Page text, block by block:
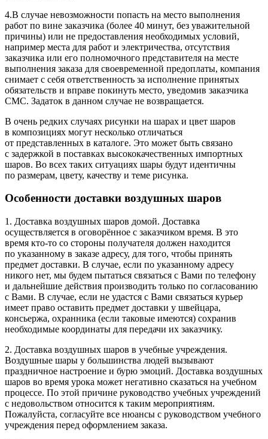
4.В случае невозможности попасть на место выполнения
работ по вине заказчика (более 40 минут, без уважительной
причины) или не предоставления необходимых условий,
например места для работ и электричества, отсутствия
заказчика или его полномочного представителя на месте
выполнения заказа для своевременной предоплаты, компания
снимает с себя ответственность за исполнение принятых
обязательств и вправе покинуть место, уведомив заказчика
СМС. Задаток в данном случае не возвращается.
В очень редких случаях рисунки на шарах и цвет шаров
в композициях могут несколько отличаться
от представленных в каталоге. Это может быть связано
с задержкой в поставках высококачественных импортных
шаров. Во всех таких ситуациях шары будут идентичны
по размерам, цвету, качеству и теме рисунка.
Особенности доставки воздушных шаров
1. Доставка воздушных шаров домой. Доставка
осуществляется в оговорённое с заказчиком время. В это
время кто-то со стороны получателя должен находится
по указанному в заказе адресу, для того, чтобы принять
предмет доставки. В случае, если по указанному адресу
никого нет, мы будем пытаться связаться с Вами по телефону
и дальнейшие действия производить только по согласованию
с Вами. В случае, если не удастся с Вами связаться курьер
имеет право оставить предмет доставки у швейцара,
консьержа, охранника (если таковые имеются) сохранив
необходимые координаты для передачи их заказчику.
2. Доставка воздушных шаров в учебные учреждения.
Воздушные шары у большинства людей вызывают
праздничное настроение и бурю эмоций. Доставка воздушных
шаров во время урока может негативно сказаться на учебном
процессе. По этой причине руководство учебных учреждений
с недовольством относится к таким мероприятиям.
Пожалуйста, согласуйте все нюансы с руководством учебного
учреждения перед оформлением заказа.